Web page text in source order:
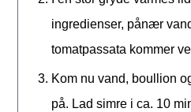
ingredienser, pånær
tomatpassata kommer
Kom nu vand, boullion
på. Lad simre i ca. 10